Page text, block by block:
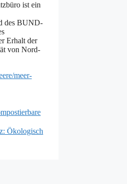
ist ein
des BUND-
Erhalt der
von Nord-
meer-
Ökologisch